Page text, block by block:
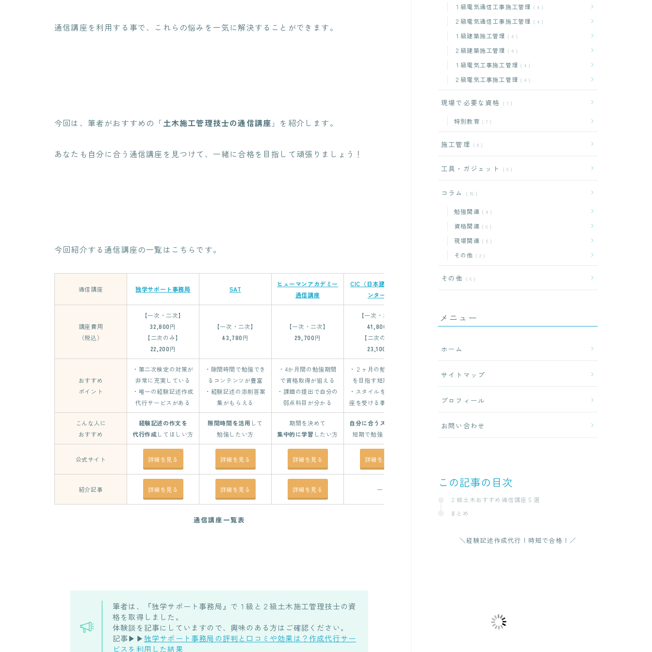
通信講座を利用する事で、これらの悩みを一気に解決することができます。
今回は、筆者がおすすめの「土木施工管理技士の通信講座 」を紹介します。
あなたも自分に合う通信講座を見つけて、一緒に合格を目指して頑張りましょう！
今回紹介する通信講座の一覧はこちらです。
通信講座 独学サポート事務局 SAT
ヒューマンアカデミー
通信講座
CIC（日本建設情報セ
ンター）
日建学院
講座費用
（税込）
【一次・二次】
32,800円
【二次のみ】
22,200円
【一次・二次】
43,780円
【一次・二次】
29,700円
【一次・二次】
41,800
【二次のみ】
23,100
【一次・二次】
おすすめ
ポイント
・第二次検定の対策が
非常に充実している
・唯一の経験記述作成
代行サービスがある
・隙間時間で勉強でき
るコンテンツが豊富
・経験記述の添削答案
集がもらえる
・4か月間の勉強期間
で資格取得が狙える
・課題の提出で自分の
弱点科目が分かる
・２ヶ月の勉強で合格
を目指す短期集中型
・スタイルを選んで講
座を受ける事ができる
かり合格を目指せる
カリキュラムと教材
こんな人に
おすすめ
経験記述の作文を
代行作成してほしい方
隙間時間を活用 して
勉強したい方
期間を決めて
集中的に学習 したい方
自分に合うスタイル
短期で勉強したい方
長期間の講座で
公式サイト 詳細を見る 詳細を見る 詳細を見る 詳細を見る
紹介記事 詳細を見る 詳細を見る 詳細を見る ー ー
通信講座一覧表
筆者は、『独学サポート事務局』で１級と２級土木施工管理技士の資
格を取得しました。
体験談を記事にしていますので、興味のある方はご確認ください。
記事▶▶独学サポート事務局の評判と口コミや効果は？作成代行サー
ビスを利用した結果
１級電気通信工事施工管理 4
２級電気通信工事施工管理 4
１級建築施工管理 4
２級建築施工管理 4
１級電気工事施工管理 4
２級電気工事施工管理 4
現場で必要な資格 7
特別教育 7
施工管理 8
工具・ガジェット 6
コラム 16
勉強関連 4
資格関連 6
現場関連 5
その他 2
その他 6
メニュー
ホーム
サイトマップ
プロフィール
お問い合わせ
この記事の目次
２級土木おすすめ通信講座５選
まとめ
＼経験記述作成代行！時短で合格！／